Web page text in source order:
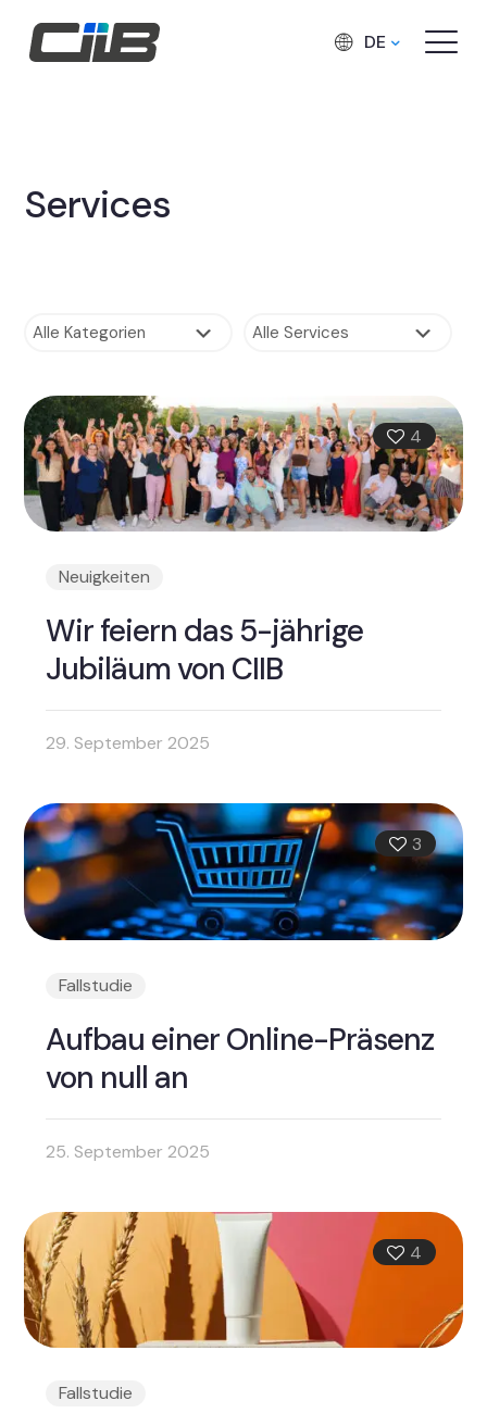
DE
Services
4
Neuigkeiten
Wir feiern das 5-jährige
Jubiläum von CIIB
29. September 2025
3
Fallstudie
Aufbau einer Online-Präsenz
von null an
25. September 2025
4
Fallstudie